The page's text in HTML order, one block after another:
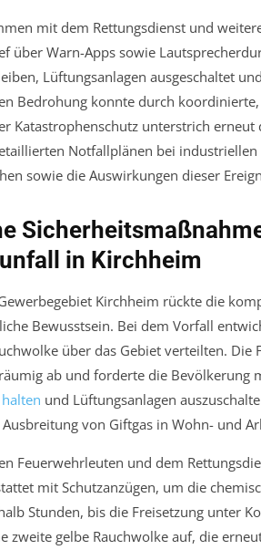
mit dem Rettungsdienst und
über Warn-Apps sowie
Lüftungsanlagen ausgeschaltet
Bedrohung konnte durch
Katastrophenschutz unterstrich
Notfallplänen bei
sowie die Auswirkungen dieser
in Kirchheim
Kirchheim rückte die
Bewusstsein. Bei dem Vorfall
über das Gebiet verteilten.
ab und forderte die Bevölkerung
halten und Lüftungsanlagen
von Giftgas in Wohn- und
Feuerwehrleuten und dem
mit Schutzanzügen, um die
Stunden, bis die Freisetzung unter
zweite gelbe Rauchwolke auf, die